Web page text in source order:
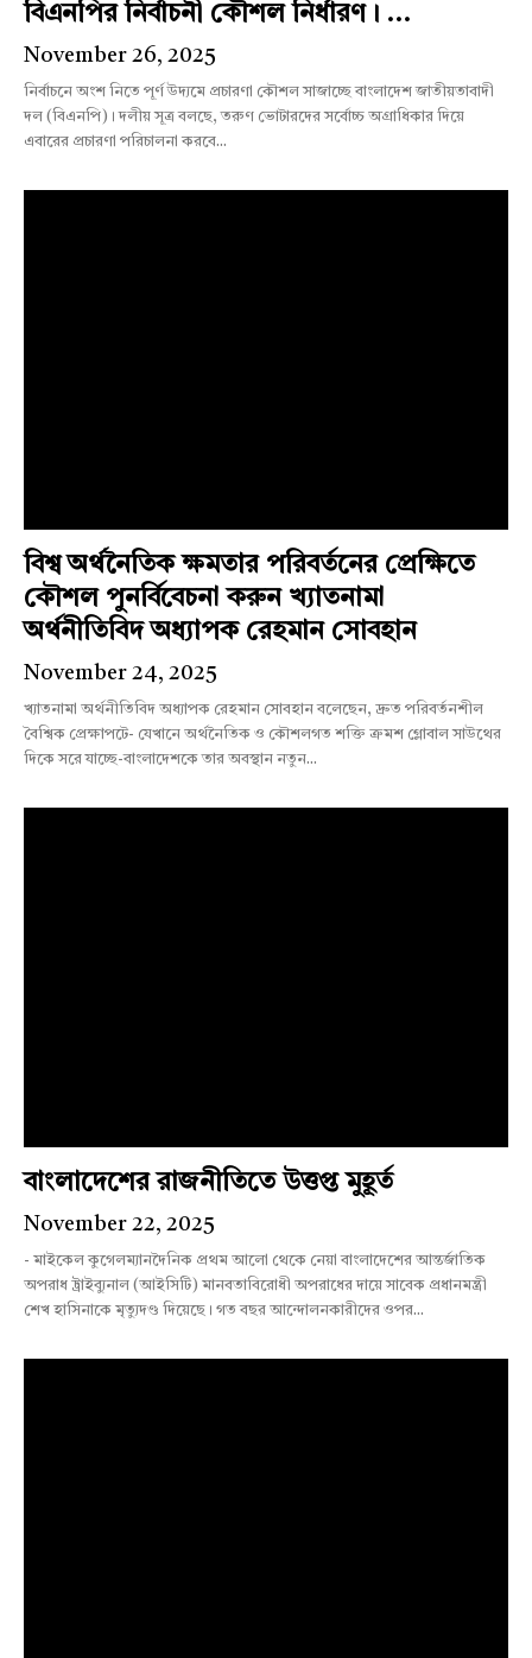
বিএনপির নির্বাচনী কৌশল নির্ধারণ। ...
November 26, 2025
নির্বাচনে অংশ নিতে পূর্ণ উদ্যমে প্রচারণা কৌশল সাজাচ্ছে বাংলাদেশ জাতীয়তাবাদী
দল (বিএনপি)। দলীয় সূত্র বলছে, তরুণ ভোটারদের সর্বোচ্চ অগ্রাধিকার দিয়ে
এবারের প্রচারণা পরিচালনা করবে...
বিশ্ব অর্থনৈতিক ক্ষমতার পরিবর্তনের প্রেক্ষিতে
কৌশল পুনর্বিবেচনা করুন খ্যাতনামা
অর্থনীতিবিদ অধ্যাপক রেহমান সোবহান
November 24, 2025
খ্যাতনামা অর্থনীতিবিদ অধ্যাপক রেহমান সোবহান বলেছেন, দ্রুত পরিবর্তনশীল
বৈশ্বিক প্রেক্ষাপটে- যেখানে অর্থনৈতিক ও কৌশলগত শক্তি ক্রমশ গ্লোবাল সাউথের
দিকে সরে যাচ্ছে-বাংলাদেশকে তার অবস্থান নতুন...
বাংলাদেশের রাজনীতিতে উত্তপ্ত মুহূর্ত
November 22, 2025
- মাইকেল কুগেলম্যানদৈনিক প্রথম আলো থেকে নেয়া বাংলাদেশের আন্তর্জাতিক
অপরাধ ট্রাইব্যুনাল (আইসিটি) মানবতাবিরোধী অপরাধের দায়ে সাবেক প্রধানমন্ত্রী
শেখ হাসিনাকে মৃত্যুদণ্ড দিয়েছে। গত বছর আন্দোলনকারীদের ওপর...